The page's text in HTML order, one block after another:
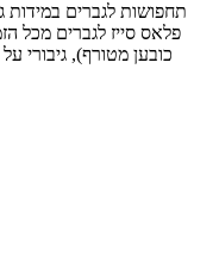
פלאס סייז לגברים מכל
כובען מטורף), גיבורי